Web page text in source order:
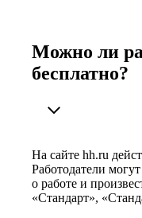
Можно ли
бесплатно?
На сайте hh.ru
Работодатели
о работе и
«Стандарт»,